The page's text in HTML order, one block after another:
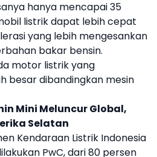
hanya mencapai 35
listrik dapat lebih cepat
yang lebih mengesankan
bakar bensin.
motor listrikyang
besar dibandingkan mesin
Mini Meluncur Global,
Selatan
Kendaraan Listrik Indonesia
PwC, dari 80 persen